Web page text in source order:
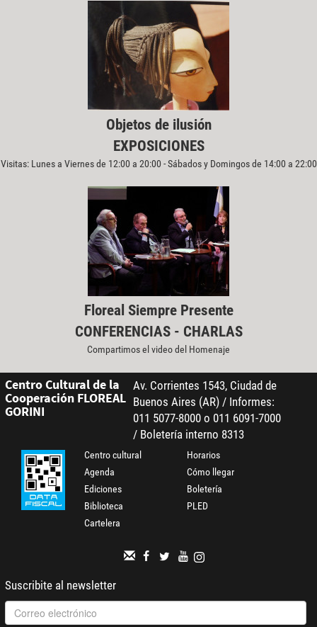
Objetos de ilusión
EXPOSICIONES
Visitas: Lunes a Viernes de 12:00 a 20:00 - Sábados y Domingos de 14:00 a 22:00
Floreal Siempre Presente
CONFERENCIAS - CHARLAS
Compartimos el video del Homenaje
Centro Cultural de la
Cooperación FLOREAL
GORINI
Av. Corrientes 1543, Ciudad de
Buenos Aires (AR) / Informes:
011 5077-8000 o 011 6091-7000
/ Boletería interno 8313
Centro cultural
Agenda
Ediciones
Biblioteca
Cartelera
Horarios
Cómo llegar
Boletería
PLED
Suscribite al newsletter